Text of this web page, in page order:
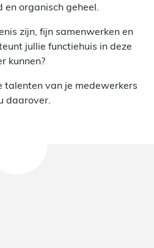
organisch geheel.
zijn, fijn samenwerken en
jullie functiehuis in deze
kunnen?
van je medewerkers
daarover.